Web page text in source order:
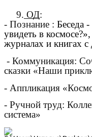
9. ОД:
- Познание : Беседа
увидеть в
журналах и книгах
- Коммуникация:
сказки «Наши
- Аппликация
- Ручной труд:
система»